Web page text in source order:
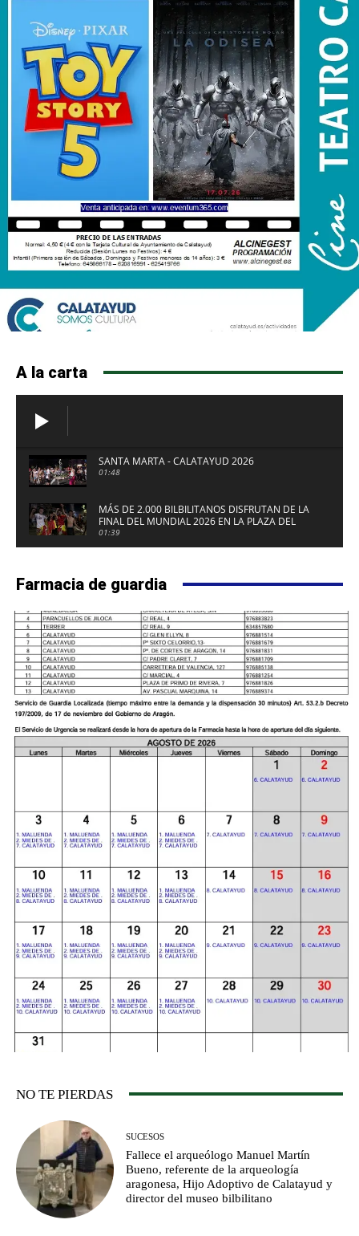
A la carta
SANTA MARTA - CALATAYUD 2026
01:48
MÁS DE 2.000 BILBILITANOS DISFRUTAN DE LA
FINAL DEL MUNDIAL 2026 EN LA PLAZA DEL
FUERTE DE CALATAYUD
01:39
Farmacia de guardia
NO TE PIERDAS
SUCESOS
Fallece el arqueólogo Manuel Martín
Bueno, referente de la arqueología
aragonesa, Hijo Adoptivo de Calatayud y
director del museo bilbilitano